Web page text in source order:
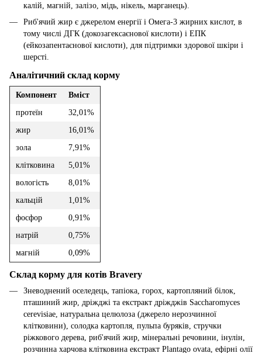
калій, магній, залізо, мідь, нікель, марганець).
Риб'ячий жир є джерелом енергії і Омега-3 жирних кислот, в
тому числі ДГК (докозагексаєнової кислоти) і ЕПК
(ейкозапентаєнової кислоти), для підтримки здорової шкіри і
шерсті.
Аналітичний склад корму
Компонент
Вміст
протеїн
32,01%
жир
16,01%
зола
7,91%
клітковина
5,01%
вологість
8,01%
кальцій
1,01%
фосфор
0,91%
натрій
0,75%
магній
0,09%
Склад корму для котів Bravery
Зневоднений оселедець, тапіока, горох, картопляний білок,
пташиний жир, дріжджі та екстракт дріжджів Saccharomyces
cerevisiae, натуральна целюлоза (джерело нерозчинної
клітковини), солодка картопля, пульпа буряків, стручки
ріжкового дерева, риб'ячий жир, мінеральні речовини, інулін,
розчинна харчова клітковина екстракт Plantago ovata, ефірні олії